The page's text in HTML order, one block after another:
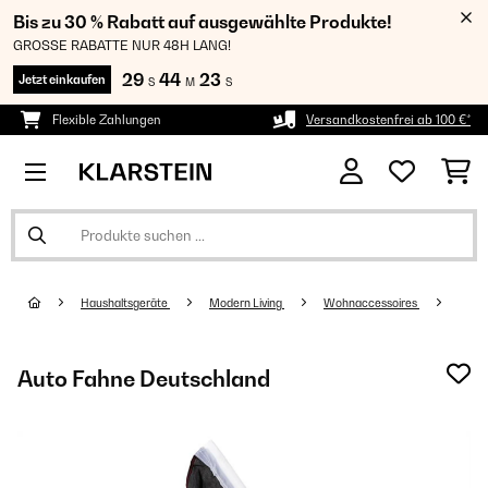
Bis zu 30 % Rabatt auf ausgewählte Produkte!
GROSSE RABATTE NUR 48H LANG!
Jetzt einkaufen 29 S 44 M 23 S
Flexible Zahlungen Versandkostenfrei ab 100 €*
Haushaltsgeräte Modern Living Wohnaccessoires
Auto Fahne Deutschland